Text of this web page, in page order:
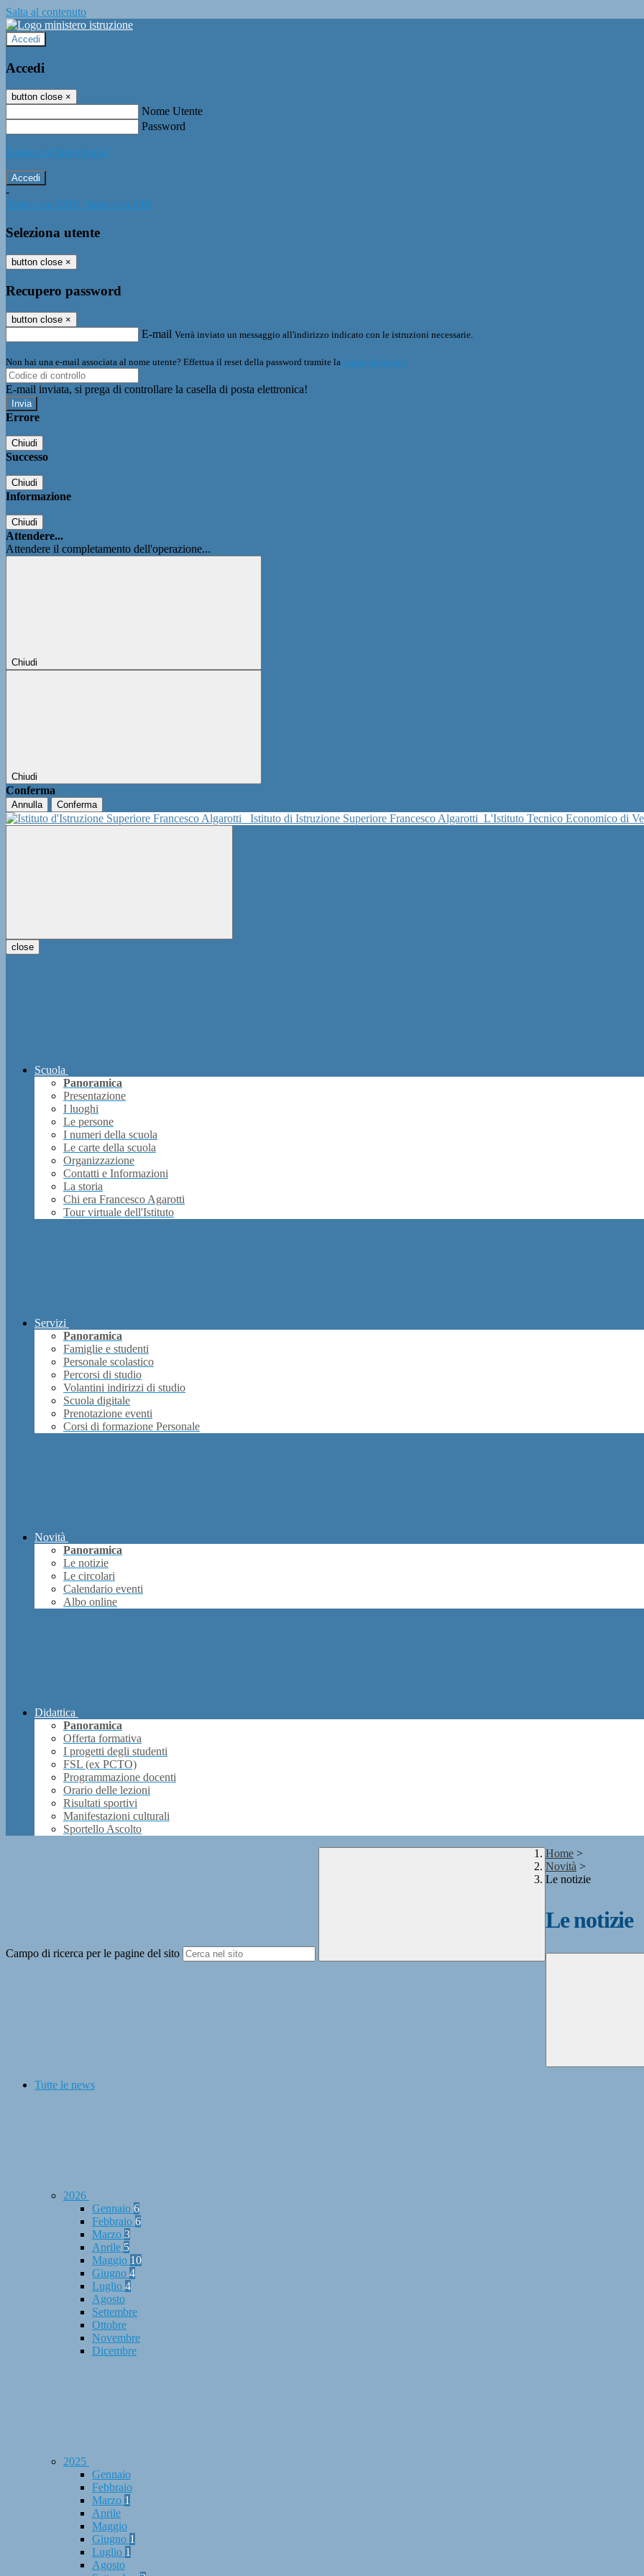
Salta al contenuto
Accedi
Accedi
button close ×
Nome Utente
Password
Password dimenticata?
-
Entra con SPID Entra con CIE
Seleziona utente
button close ×
Recupero password
button close ×
E-mail Verrà inviato un messaggio all'indirizzo indicato con le istruzioni necessarie.
Non hai una e-mail associata al nome utente? Effettua il reset della password tramite la Login Spaggiari
E-mail inviata, si prega di controllare la casella di posta elettronica!
Errore
Chiudi
Successo
Chiudi
Informazione
Chiudi
Attendere...
Attendere il completamento dell'operazione...
Chiudi
Chiudi
Conferma
Annulla Conferma
Istituto di Istruzione Superiore Francesco Algarotti L'Istituto Tecnico Economico di
close
Scuola
Panoramica
Presentazione
I luoghi
Le persone
I numeri della scuola
Le carte della scuola
Organizzazione
Contatti e Informazioni
La storia
Chi era Francesco Agarotti
Tour virtuale dell'Istituto
Servizi
Panoramica
Famiglie e studenti
Personale scolastico
Percorsi di studio
Volantini indirizzi di studio
Scuola digitale
Prenotazione eventi
Corsi di formazione Personale
Novità
Panoramica
Le notizie
Le circolari
Calendario eventi
Albo online
Didattica
Panoramica
Offerta formativa
I progetti degli studenti
FSL (ex PCTO)
Programmazione docenti
Orario delle lezioni
Risultati sportivi
Manifestazioni culturali
Sportello Ascolto
Campo di ricerca per le pagine del sito
Home >
Novità >
Le notizie
Le notizie
Tutte le news
2026
Gennaio 6
Febbraio 6
Marzo 3
Aprile 5
Maggio 10
Giugno 4
Luglio 4
Agosto
Settembre
Ottobre
Novembre
Dicembre
2025
Gennaio
Febbraio
Marzo 1
Aprile
Maggio
Giugno 1
Luglio 1
Agosto